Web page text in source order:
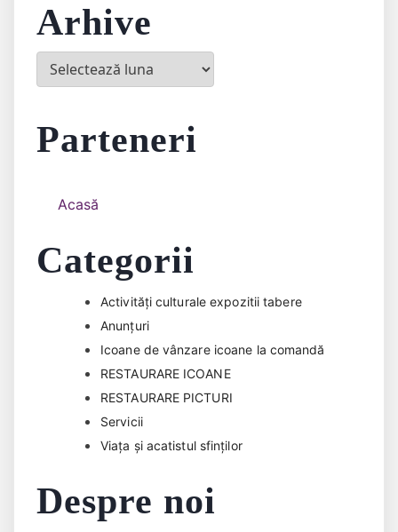
Arhive
Arhive
Parteneri
Acasă
Categorii
Activități culturale expozitii tabere
Anunțuri
Icoane de vânzare icoane la comandă
RESTAURARE ICOANE
RESTAURARE PICTURI
Servicii
Viața și acatistul sfinților
Despre noi